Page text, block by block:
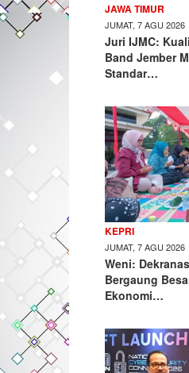
JAWA TIMUR
JUMAT, 7 AGU 2026
Juri IJMC:
Band Jember
Standar…
KEPRI
JUMAT, 7 AGU 2026
Weni:
Bergaung
Ekonomi…